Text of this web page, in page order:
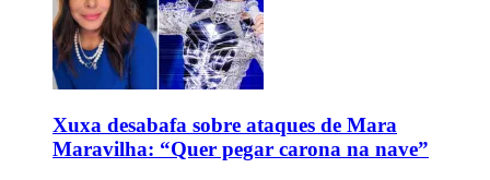
Xuxa desabafa sobre ataques de Mara
Maravilha: “Quer pegar carona na nave”